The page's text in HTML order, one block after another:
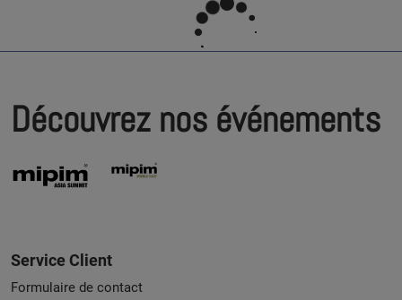
Découvrez nos événements
Service Client
Formulaire de contact